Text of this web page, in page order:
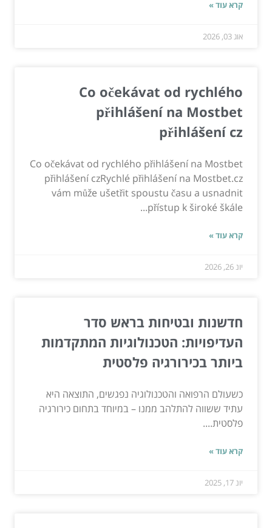
קרא עוד »
אוג 03, 2026
Co očekávat od rychlého
přihlášení na Mostbet
přihlášení cz
Co očekávat od rychlého přihlášení na Mostbet
přihlášení czRychlé přihlášení na Mostbet.cz
vám může ušetřit spoustu času a usnadnit
přístup k široké škále...
קרא עוד »
יונ 26, 2026
חדשנות ובטיחות בראש סדר
העדיפויות: הטכנולוגיות המתקדמות
ביותר בכירורגיה פלסטית
כשעולם הרפואה והטכנולוגיה נפגשים, התוצאה היא
עתיד ששווה להתלהב ממנו – במיוחד בתחום כירורגיה
פלסטית....
קרא עוד »
יונ 17, 2025